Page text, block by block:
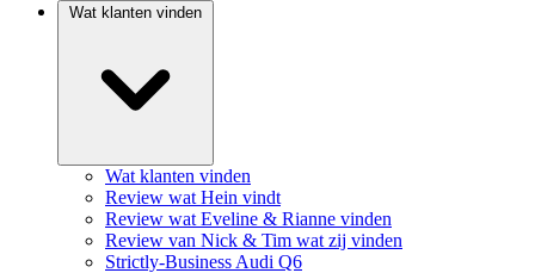
Wat klanten vinden
Wat klanten vinden
Review wat Hein vindt
Review wat Eveline & Rianne vinden
Review van Nick & Tim wat zij vinden
Strictly-Business Audi Q6